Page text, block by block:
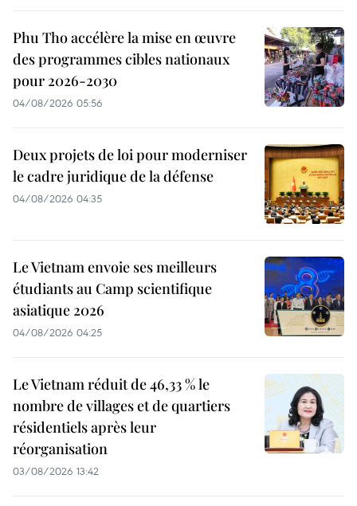
Phu Tho accélère la mise en œuvre
des programmes cibles nationaux
pour 2026-2030
04/08/2026 05:56
Deux projets de loi pour moderniser
le cadre juridique de la défense
04/08/2026 04:35
Le Vietnam envoie ses meilleurs
étudiants au Camp scientifique
asiatique 2026
04/08/2026 04:25
Le Vietnam réduit de 46,33 % le
nombre de villages et de quartiers
résidentiels après leur
réorganisation
03/08/2026 13:42